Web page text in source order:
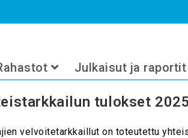
Julkaisut ja raportit
tulokset 2025
velvoitetarkkaillut on toteutettu